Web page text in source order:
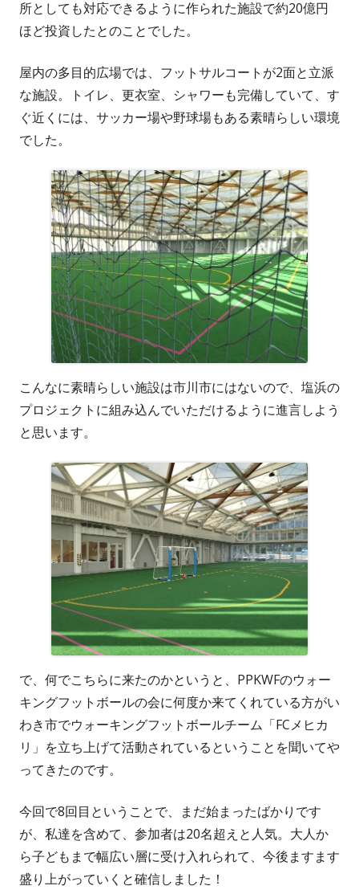
し
ィ
ン
ド
開
き
ま
す
所としても対応できるように作られた施設で約20億円
ほど投資したとのことでした。
屋内の多目的広場では、フットサルコートが2面と立派
な施設。トイレ、更衣室、シャワーも完備していて、す
ぐ近くには、サッカー場や野球場もある素晴らしい環境
でした。
こんなに素晴らしい施設は市川市にはないので、塩浜の
プロジェクトに組み込んでいただけるように進言しよう
と思います。
で、何でこちらに来たのかというと、PPKWFのウォー
キングフットボールの会に何度か来てくれている方がい
わき市でウォーキングフットボールチーム「FCメヒカ
リ」を立ち上げて活動されているということを聞いてや
ってきたのです。
今回で8回目ということで、まだ始まったばかりです
が、私達を含めて、参加者は20名超えと人気。大人か
ら子どもまで幅広い層に受け入れられて、今後ますます
盛り上がっていくと確信しました！